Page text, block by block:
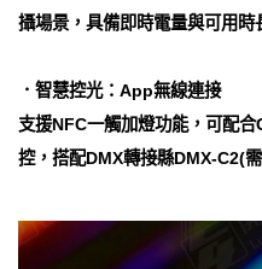
攝場景，具備即時電量與可用時
．智慧控光：App無線連接
支援NFC一觸加燈功能，可配
控，搭配DMX轉接縣DMX-C2(